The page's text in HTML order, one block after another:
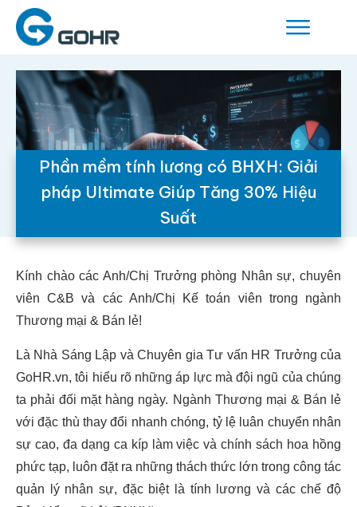
Phần mềm tính lương có BHXH: Giải
pháp Ultimate Giúp Tăng 30% Hiệu
Suất
Kính chào các Anh/Chị Trưởng phòng Nhân sự, chuyên
viên C&B và các Anh/Chị Kế toán viên trong ngành
Thương mại & Bán lẻ!
Là Nhà Sáng Lập và Chuyên gia Tư vấn HR Trưởng của
GoHR.vn, tôi hiểu rõ những áp lực mà đội ngũ của chúng
ta phải đối mặt hàng ngày. Ngành Thương mại & Bán lẻ
với đặc thù thay đổi nhanh chóng, tỷ lệ luân chuyển nhân
sự cao, đa dạng ca kíp làm việc và chính sách hoa hồng
phức tạp, luôn đặt ra những thách thức lớn trong công tác
quản lý nhân sự, đặc biệt là tính lương và các chế độ